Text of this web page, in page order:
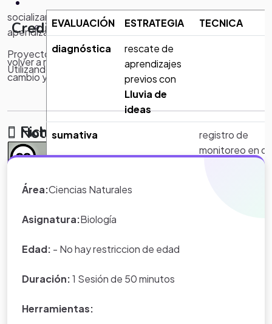
socializar para despejar sus duda, así como compartir los
apendizajes adquiridos en la clase,
volver a revisar la autoevaluación para ver si tuvieron algún
cambio y entregarla al maestro
EVALUACIÓN ESTRATEGIA
TECNICA
diagnóstica
rescate de
aprendizajes
previos con
Lluvia de
ideas
sumativa
cuadro
registro de
monitoreo en
Notas
Creditos
Proyecto Creado Por Elda Margarita Macias Garcia
Utilizando A Eduteka.org
*Nota:
aparece en los Proyectos de Clase
y WebQuest del portal educativo
Eduteka es creada por los usuarios
del portal.
Ficha técnica
Área:Ciencias Naturales
Asignatura:Biología
Edad: - No hay restriccion de edad
Duración:1 Sesión de 50 minutos
Herramientas: